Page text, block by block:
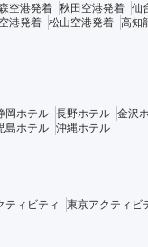
空港発着 秋田空港発着 仙
港発着 松山空港発着 高知
岡ホテル 長野ホテル 金沢
島ホテル 沖縄ホテル
ティビティ 東京アクティビ